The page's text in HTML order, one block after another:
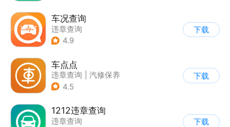
车况查询
违章查询
4.9
下载
车点点
违章查询
汽修保养
4.5
下载
1212违章查询
违章查询
下载